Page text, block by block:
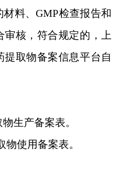
料、GMP检查报告和
审核，符合规定的，上
取物备案信息平台自
生产备案表。
物使用备案表。